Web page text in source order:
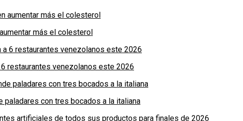
más el colesterol
restaurantes venezolanos este 2026
paladares con tres bocados a la italiana